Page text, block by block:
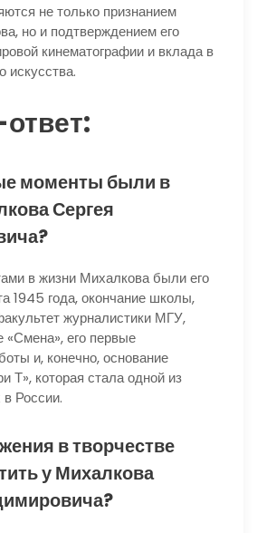
не только признанием
но и подтверждением его
кинематографии и вклада в
искусства.
моменты были в
Сергея
в жизни Михалкова были его
1945 года, окончание школы,
журналистики МГУ,
«Смена», его первые
и, конечно, основание
Т», которая стала одной из
России.
в творчестве
у Михалкова